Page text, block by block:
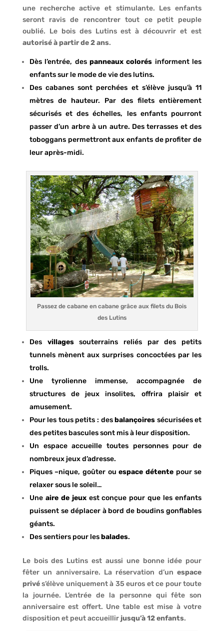
une recherche active et stimulante. Les enfants
seront ravis de rencontrer tout ce petit peuple
oublié. Le bois des Lutins est à découvrir et est
autorisé à partir de 2 ans.
Dès l’entrée, des panneaux colorés informent les
enfants sur le mode de vie des lutins.
Des cabanes sont perchées et s’élève jusqu’à 11
mètres de hauteur. Par des filets entièrement
sécurisés et des échelles, les enfants pourront
passer d’un arbre à un autre. Des terrasses et des
toboggans permettront aux enfants de profiter de
leur après-midi.
Passez de cabane en cabane grâce aux filets du Bois
des Lutins
Des villagessouterrains reliés par des petits
tunnels mènent aux surprises concoctées par les
trolls.
Une tyrolienne immense, accompagnée de
structures de jeux insolites, offrira plaisir et
amusement.
Pour les tous petits : desbalançoires sécurisées et
des petites bascules sont mis à leur disposition.
Un espace accueille toutes personnes pour de
nombreux jeux d’adresse.
Piques –nique, goûter ouespace détentepour se
relaxer sous le soleil…
Une aire de jeuxest conçue pour que les enfants
puissent se déplacer à bord de boudins gonflables
géants.
Des sentiers pour lesbalades.
Le bois des Lutins est aussi une bonne idée pour
fêter un anniversaire. La réservation d’unespace
privés’élève uniquement à 35 euros et ce pour toute
la journée. L’entrée de la personne qui fête son
anniversaire est offert. Une table est mise à votre
disposition et peut accueillirjusqu’à 12 enfants.